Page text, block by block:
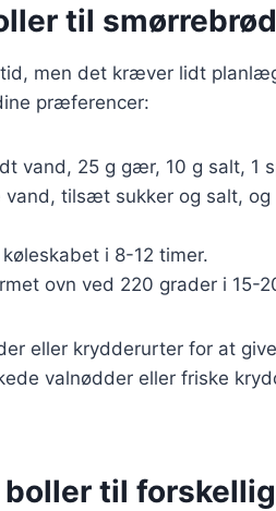
til smørrebrød
men det kræver lidt
præferencer:
vand, 25 g gær, 10 g salt, 1
tilsæt sukker og salt, og
i 8-12 timer.
ovn ved 220 grader i 15-
eller krydderurter for at
valnødder eller friske
til